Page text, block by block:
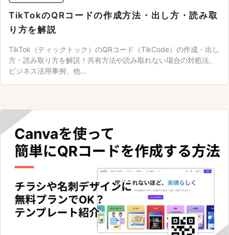
TikTokのQRコードの作成方法・出し方・読み取
り方を解説
TikTok（ティックトック）のQRコード（TikCode）の作成・出し
方・読み取り方を解説！共有方法や読み取れない場合の対処法、
ビジネス活用事例、他...